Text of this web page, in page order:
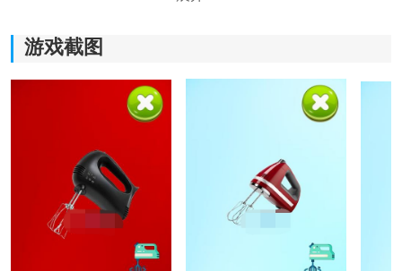
《混合器搅拌》游戏体验：
1)多样化的混合器类型和尺寸，让玩家可以尽情发挥创造
游戏截图